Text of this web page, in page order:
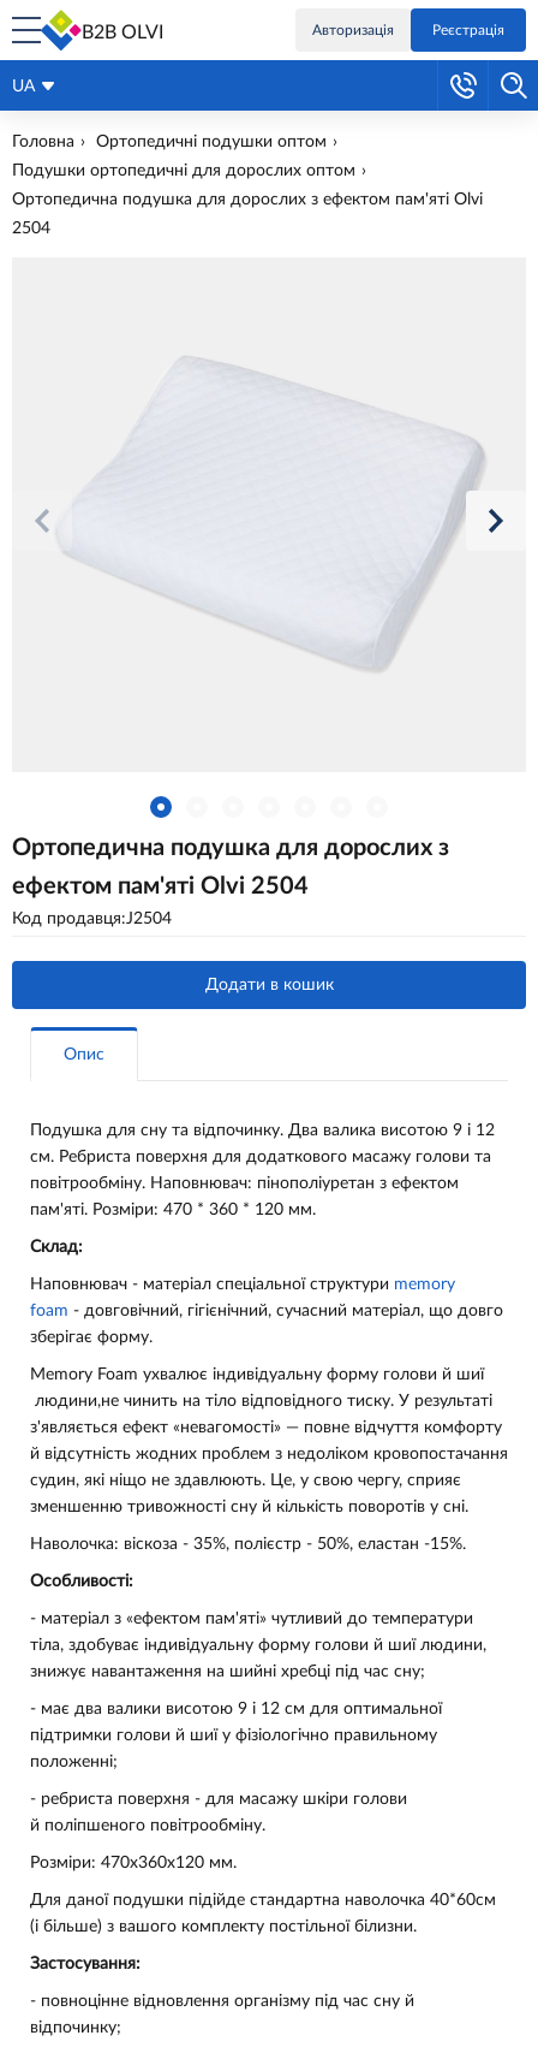
B2B OLVI Авторизація Реєстрація
UA
Головна
Ортопедичні подушки оптом
Подушки ортопедичні для дорослих оптом
Ортопедична подушка для дорослих з ефектом пам'яті Olvi
2504
Ортопедична подушка для дорослих з
ефектом пам'яті Olvi 2504
Код продавця:J2504
Додати в кошик
Опис
Подушка для сну та відпочинку. Два валика висотою 9 і 12
см. Ребриста поверхня для додаткового масажу голови та
повітрообміну. Наповнювач: пінополіуретан з ефектом
пам'яті. Розміри: 470 * 360 * 120 мм.
Склад:
Наповнювач - матеріал спеціальної структури memory
foam - довговічний, гігієнічний, сучасний матеріал, що довго
зберігає форму.
Memory Foam ухвалює індивідуальну форму голови й шиї
людини,не чинить на тіло відповідного тиску. У результаті
з'являється ефект «невагомості» — повне відчуття комфорту
й відсутність жодних проблем з недоліком кровопостачання
судин, які ніщо не здавлюють. Це, у свою чергу, сприяє
зменшенню тривожності сну й кількість поворотів у сні.
Наволочка: віскоза - 35%, полієстр - 50%, еластан -15%.
Особливості:
- матеріал з «ефектом пам'яті» чутливий до температури
тіла, здобуває індивідуальну форму голови й шиї людини,
знижує навантаження на шийні хребці під час сну;
- має два валики висотою 9 і 12 см для оптимальної
підтримки голови й шиї у фізіологічно правильному
положенні;
- ребриста поверхня - для масажу шкіри голови
й поліпшеного повітрообміну.
Розміри: 470х360х120 мм.
Для даної подушки підійде стандартна наволочка 40*60см
(і більше) з вашого комплекту постільної білизни.
Застосування:
- повноцінне відновлення організму під час сну й
відпочинку;